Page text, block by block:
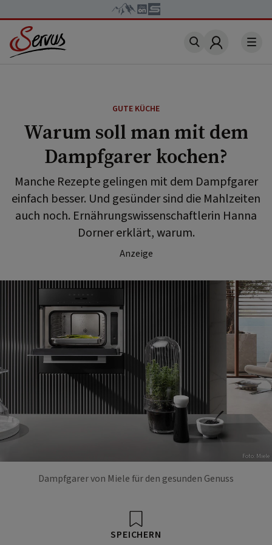
Account
GUTE KÜCHE
Warum soll man mit dem
Dampfgarer kochen?
Manche Rezepte gelingen mit dem Dampfgarer
einfach besser. Und gesünder sind die Mahlzeiten
auch noch. Ernährungswissenschaftlerin Hanna
Dorner erklärt, warum.
Anzeige
Foto: Miele
Dampfgarer von Miele für den gesunden Genuss
SPEICHERN